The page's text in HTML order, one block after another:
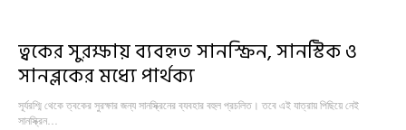
ত্বকের সুরক্ষায় ব্যবহৃত সানস্ক্রিন, সানস্টিক ও
সানব্লকের মধ্যে পার্থক্য
সূর্যরশ্মি থেকে ত্বকের সুরক্ষার জন্য সানস্ক্রিনের ব্যবহার বহুল প্রচলিত। তবে এই যাত্রায় পিছিয়ে নেই
সানস্ক্রিন…